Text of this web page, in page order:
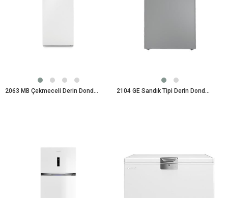
2063 MB Çekmeceli Derin Dondurucu 2104 GE Sandık Tipi Derin Dondurucu